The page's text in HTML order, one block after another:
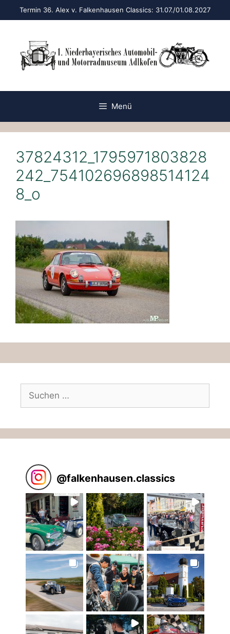
Inhalt
Termin 36. Alex v. Falkenhausen Classics: 31.07./01.08.2027
Menü
37824312_1795971803828
242_754102696898514124
8_o
Suchen
nach:
@falkenhausen.classics